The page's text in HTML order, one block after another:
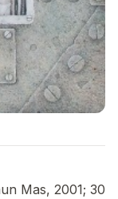
Mas, 2001; 30